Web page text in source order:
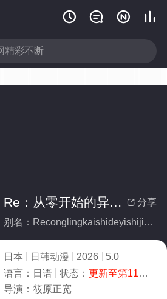
   
 分享
Re：从零开始的异世界生活第四季
别名：Reconglingkaishideyishijieshenghuodisiji
日本 日韩动漫 2026
5.0
语言： 日语 状态： 更新至第11集
导演： 筱原正宽